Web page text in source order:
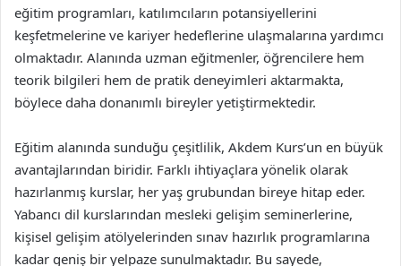
eğitim programları, katılımcıların potansiyellerini
keşfetmelerine ve kariyer hedeflerine ulaşmalarına yardımcı
olmaktadır. Alanında uzman eğitmenler, öğrencilere hem
teorik bilgileri hem de pratik deneyimleri aktarmakta,
böylece daha donanımlı bireyler yetiştirmektedir.
Eğitim alanında sunduğu çeşitlilik, Akdem Kurs’un en büyük
avantajlarından biridir. Farklı ihtiyaçlara yönelik olarak
hazırlanmış kurslar, her yaş grubundan bireye hitap eder.
Yabancı dil kurslarından mesleki gelişim seminerlerine,
kişisel gelişim atölyelerinden sınav hazırlık programlarına
kadar geniş bir yelpaze sunulmaktadır. Bu sayede,